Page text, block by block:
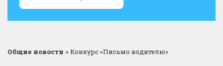
Общие новости >Конкурс «Письмо водителю»